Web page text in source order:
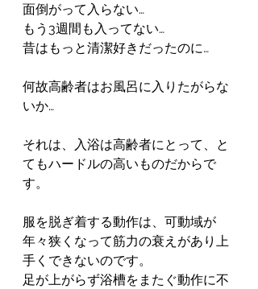
面倒がって入らない…
もう3週間も入ってない…
昔はもっと清潔好きだったのに…
何故高齢者はお風呂に入りたがらな
いか…
それは、入浴は高齢者にとって、と
てもハードルの高いものだからで
す。
服を脱ぎ着する動作は、可動域が
年々狭くなって筋力の衰えがあり上
手くできないのです。
足が上がらず浴槽をまたぐ動作に不